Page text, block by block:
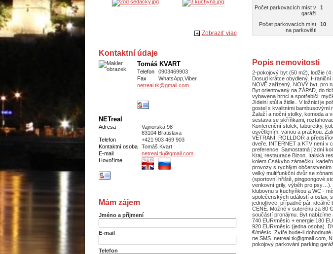
Zobraziť viac
Kontaktní údaje
Tomáš KVART
Telefon
0903469903
Fax
WhatsApp,Viber
netreal.tk@gmail.com
NETreal
Adresa
Vajnorská 98
83104 Bratislava
Telefon
+421 903 469 903
Kontaktní osoba
Tomáš Kvart
E-mail
netreal.tk@gmail.com
Hovoříme
Mám zájem
Jméno a příjmení
E-mail
Telefon
Počet parkovacích míst v
garáži
1
Počet parkovacích míst
na parkovišti
10
Popis nemovitosti
2-pokojový byt (50 m2), lodžie (4
Dosud krátce obydlený. Hraniční
NOVĚ zařízený, NOVÝ byt, pro
Byt orientovaný na ZÁPAD, do
vybavena hrnci a spotřebiči:
Jídelní stůl a židle.. V ložnici je
postel s kvalitními bambusovými
Žaluží a noční stolky, komoda a
sestava se skříňkami,
Konferenční stolek, taburetky,
osvětlením, vanou a pračkou.
VĚTRÁNÍ. ROLLDOR a
dveře. INTERNET a KTV není v
preference. Samostatná jízdní
Kraj, restaurace Bizon, Italská
kolem Csákyho zámečku,
provozy s rychlým občerstvením
velký multifunkční dvůr se
(sportovní hřiště, pingpongové
venkovní grily, výběh pro psy…).
klubovnu s kuchyňkou a WC -
společenských událostí a oslav,
jednotlivce, případně pár,
CENĚ. Možné v suterénu za 80
součástí pronájmu. Byt nabízíme
740 EUR/měsíc + energie 180
920 EUR/měsíc (jedna osoba).
€/měsíc. Zvíře bude-li
ne SMS. netreal.tk@gmail.com,
pokojový parkování parking garáž